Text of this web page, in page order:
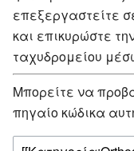
επεξεργαστείτε
και επικυρώστε
ταχυδρομείου
Μπορείτε να
πηγαίο κώδικα